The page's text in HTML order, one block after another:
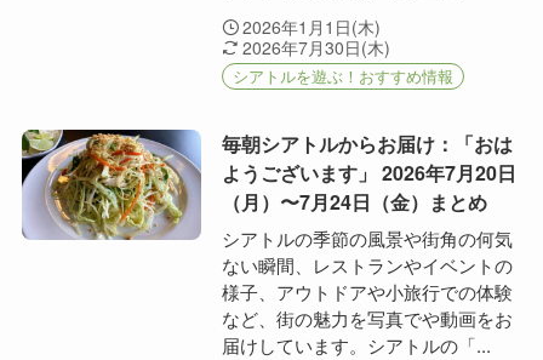
2026年1月1日(木)
2026年7月30日(木)
シアトルを遊ぶ！おすすめ情報
毎朝シアトルからお届け：「おは
ようございます」 2026年7月20日
（月）〜7月24日（金）まとめ
シアトルの季節の風景や街角の何気
ない瞬間、レストランやイベントの
様子、アウトドアや小旅行での体験
など、街の魅力を写真でや動画をお
届けしています。シアトルの「...